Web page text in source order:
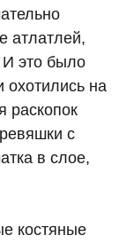
атлатлей,
И это было
охотились на
раскопок
с
в слое,
костяные